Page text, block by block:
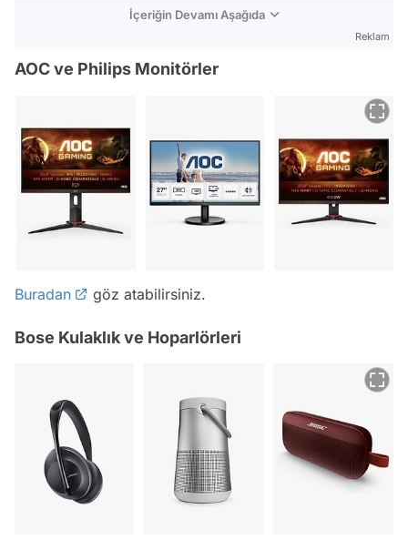
İçeriğin Devamı Aşağıda
Reklam
AOC ve Philips Monitörler
Buradan göz atabilirsiniz.
Bose Kulaklık ve Hoparlörleri